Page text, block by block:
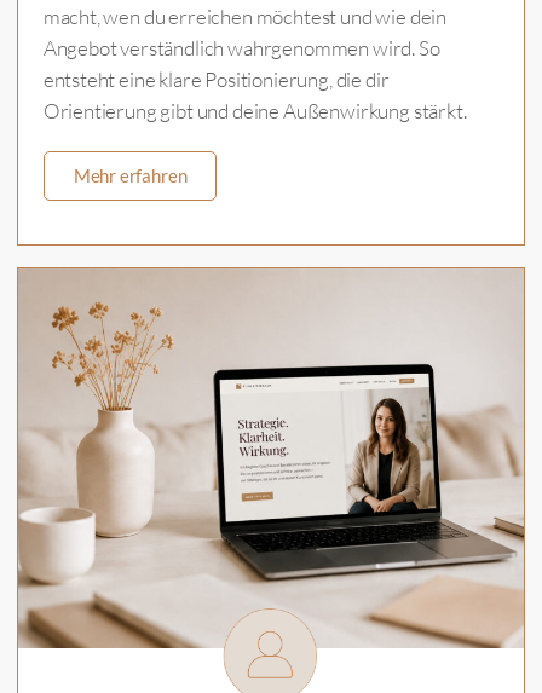
macht, wen du erreichen möchtest und wie dein
Angebot verständlich wahrgenommen wird. So
entsteht eine klare Positionierung, die dir
Orientierung gibt und deine Außenwirkung stärkt.
Mehr erfahren